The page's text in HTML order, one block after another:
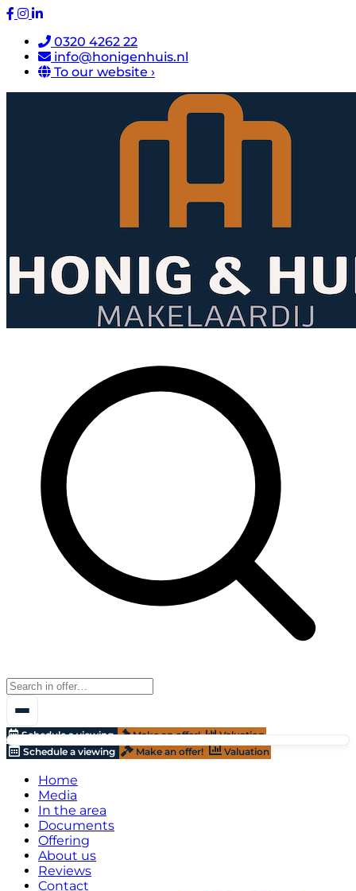
0320 4262 22
info@honigenhuis.nl
To our website ›
Schedule a viewing Make an offer!
Valuation
Schedule a viewing
Make an offer! Valuation
Home
Media
In the area
Documents
Offering
About us
Reviews
Contact